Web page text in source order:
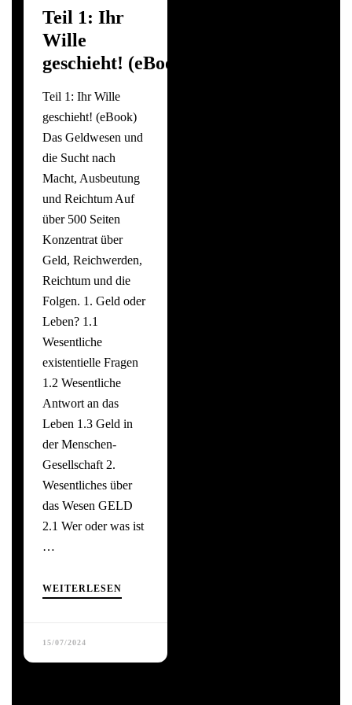
Teil 1: Ihr
Wille
geschieht! (eBook)
Teil 1: Ihr Wille
geschieht! (eBook)
Das Geldwesen und
die Sucht nach
Macht, Ausbeutung
und Reichtum Auf
über 500 Seiten
Konzentrat über
Geld, Reichwerden,
Reichtum und die
Folgen. 1. Geld oder
Leben? 1.1
Wesentliche
existentielle Fragen
1.2 Wesentliche
Antwort an das
Leben 1.3 Geld in
der Menschen-
Gesellschaft 2.
Wesentliches über
das Wesen GELD
2.1 Wer oder was ist
…
WEITERLESEN
15/07/2024